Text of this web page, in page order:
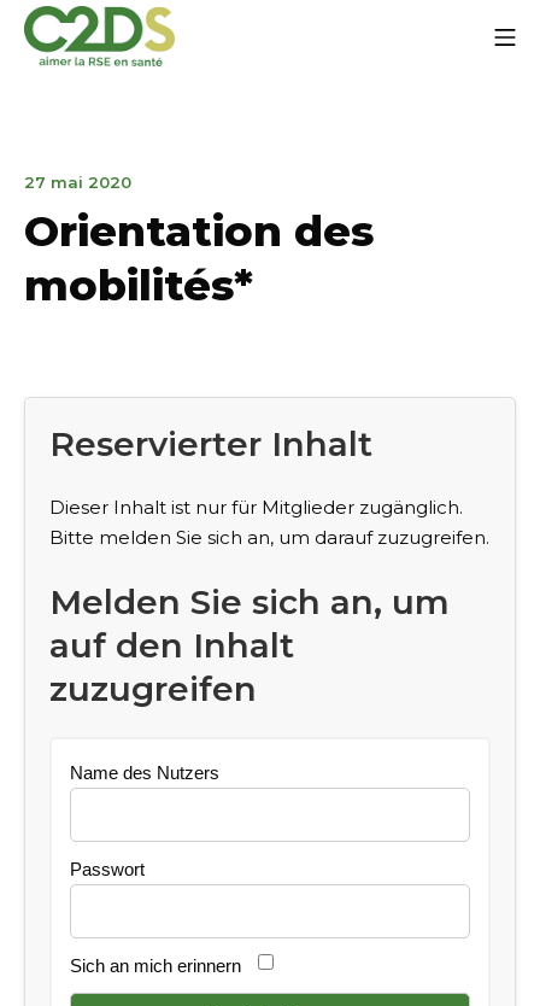
Zum
Inhalt
springen
27 mai 202028.
2023
Orientation des
mobilités*
Reservierter Inhalt
Dieser Inhalt ist nur für Mitglieder zugänglich.
Bitte melden Sie sich an, um darauf zuzugreifen.
Melden Sie sich an, um
auf den Inhalt
zuzugreifen
Name des Nutzers
Passwort
Sich an mich erinnern